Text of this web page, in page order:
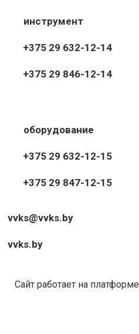
инструмент
+375 29 632-12-14
+375 29 846-12-14
оборудование
+375 29 632-12-15
+375 29 847-12-15
vvks@vvks.by
vvks.by
Сайт работает на платформе